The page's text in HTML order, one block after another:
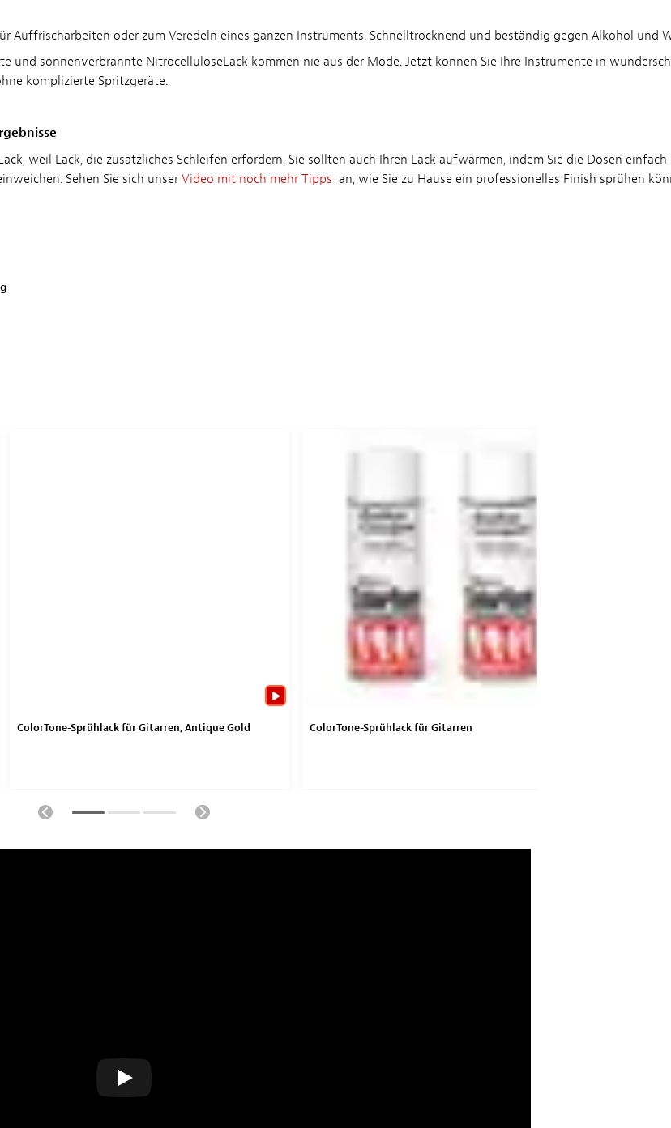
Auffrischarbeiten oder zum Veredeln eines ganzen Instruments. Schnelltrocknend und beständig gegen Alkohol und
und sonnenverbrannte NitrocelluloseLack kommen nie aus der Mode. Jetzt können Sie Ihre Instrumente in
komplizierte Spritzgeräte.
weil Lack, die zusätzliches Schleifen erfordern. Sie sollten auch Ihren Lack aufwärmen, indem Sie die Dosen
Sehen Sie sich unserVideo mit noch mehr Tipps an, wie Sie zu Hause ein professionelles Finish sprühen
ColorTone-Sprühlack für Gitarren, Antique Gold ColorTone-Sprühlack für Gitarren